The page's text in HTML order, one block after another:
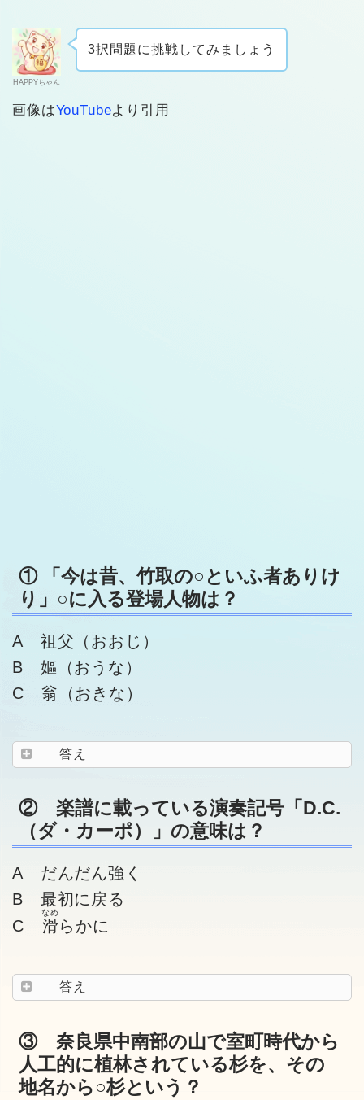
HAPPYちゃん
3択問題に挑戦してみましょう
画像はYouTubeより引用
① 「今は昔、竹取の○といふ者ありけ
り」○に入る登場人物は？
A 祖父（おおじ）
B 嫗（おうな）
C 翁（おきな）
答え
② 楽譜に載っている演奏記号「D.C.
（ダ・カーポ）」の意味は？
A だんだん強く
B 最初に戻る
C 滑
なめ
らかに
答え
③ 奈良県中南部の山で室町時代から
人工的に植林されている杉を、その
地名から○杉という？